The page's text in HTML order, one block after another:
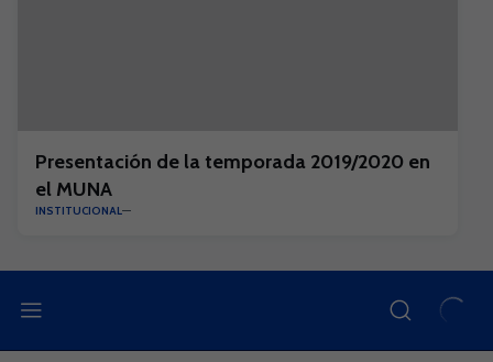
Presentación de la temporada 2019/2020 en
el MUNA
INSTITUCIONAL